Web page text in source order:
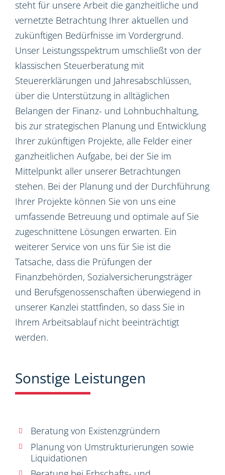
steht für unsere Arbeit die ganzheitliche und
vernetzte Betrachtung Ihrer aktuellen und
zukünftigen Bedürfnisse im Vordergrund.
Unser Leistungsspektrum umschließt von der
klassischen Steuerberatung mit
Steuererklärungen und Jahresabschlüssen,
über die Unterstützung in alltäglichen
Belangen der Finanz- und Lohnbuchhaltung,
bis zur strategischen Planung und Entwicklung
Ihrer zukünftigen Projekte, alle Felder einer
ganzheitlichen Aufgabe, bei der Sie im
Mittelpunkt aller unserer Betrachtungen
stehen. Bei der Planung und der Durchführung
Ihrer Projekte können Sie von uns eine
umfassende Betreuung und optimale auf Sie
zugeschnittene Lösungen erwarten. Ein
weiterer Service von uns für Sie ist die
Tatsache, dass die Prüfungen der
Finanzbehörden, Sozialversicherungsträger
und Berufsgenossenschaften überwiegend in
unserer Kanzlei stattfinden, so dass Sie in
Ihrem Arbeitsablauf nicht beeinträchtigt
werden.
Sonstige Leistungen
Beratung von Existenzgründern
Planung von Umstrukturierungen sowie
Liquidationen